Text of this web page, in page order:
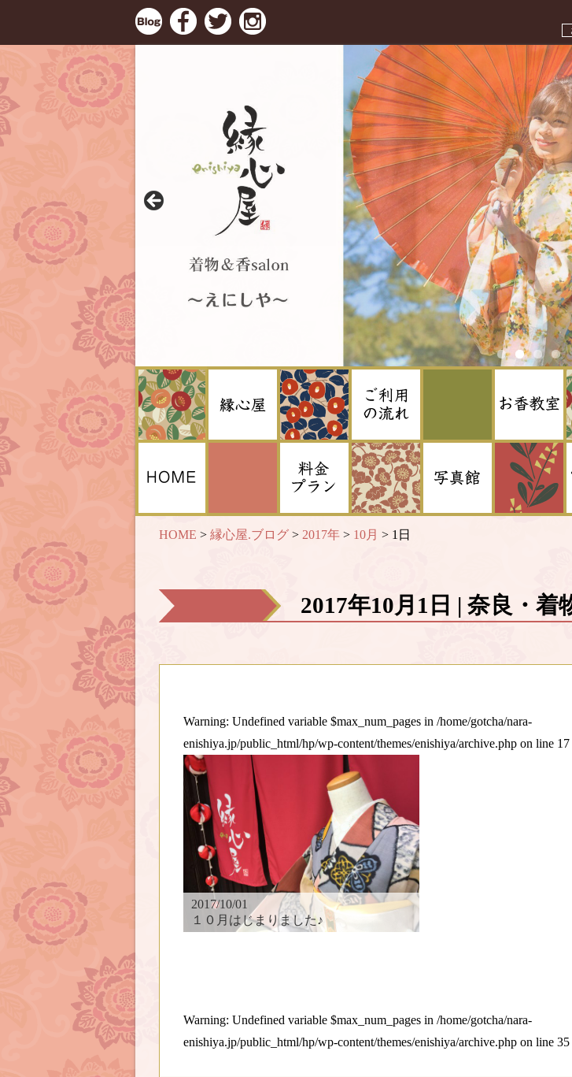
HOME > 縁心屋.ブログ > 2017年 > 10月 > 1日
2017年10月1日 | 奈良・着
Warning: Undefined variable $max_num_pages in /home/gotcha/nara-
enishiya.jp/public_html/hp/wp-content/themes/enishiya/archive.php on line 17
2017/10/01
１０月はじまりました♪
Warning: Undefined variable $max_num_pages in /home/gotcha/nara-
enishiya.jp/public_html/hp/wp-content/themes/enishiya/archive.php on line 35